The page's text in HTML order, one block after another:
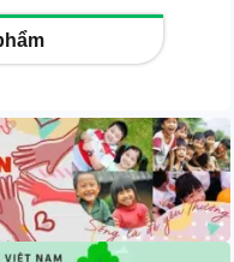
FTN T20S | T20S
cấp mới